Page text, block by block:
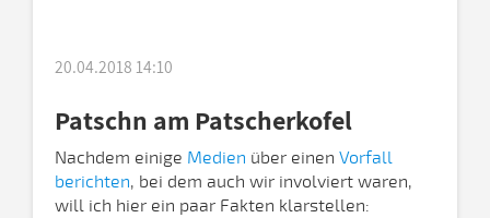
20.04.2018 14:10
Patschn am Patscherkofel
Nachdem einige Medien über einen Vorfall
berichten, bei dem auch wir involviert waren,
will ich hier ein paar Fakten klarstellen: